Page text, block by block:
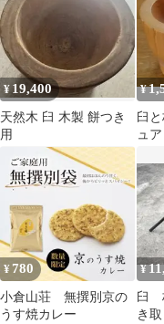
¥ 19,400
天然木 臼 木製 餅つき
用
¥
臼
ュ
¥ 780
小倉山荘 無撰別京の
うす焼カレー
¥
臼
き取